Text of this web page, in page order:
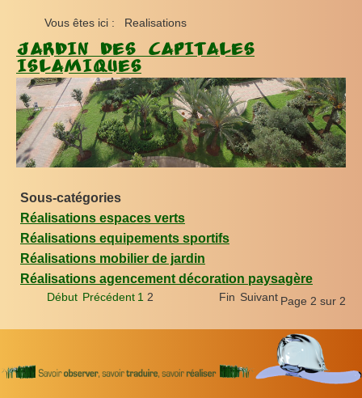
Vous êtes ici : Realisations
JARDIN DES CAPITALES
ISLAMIQUES
Sous-catégories
Réalisations espaces verts
Réalisations equipements sportifs
Réalisations mobilier de jardin
Réalisations agencement décoration paysagère
Page 2 sur 2
Début Précédent 1 2 Suivant
Fin